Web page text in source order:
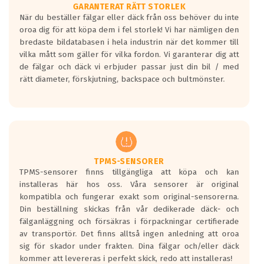
rullmotståndets ljud överträffa
motorljudet.
På däckmärkningen kommer det finnas
en symbol av ett däck med vågar. Hög
bullernivå markeras med svarta vågor
medans de vita vågorna påvisar om det är
ett tyst däck.
regelverket som introduceras år 2016.
Ett däck med två svarta vågor är redan
godkända för år 2016 nya regelverk.
Ett däck med en svart våg kommer vara
minst tre decibel tystare än det
regelverk som börjar gälla 2016.
GARANTERAT RÄTT STORLEK
När du beställer fälgar eller däck från oss behöver du inte
oroa dig för att köpa dem i fel storlek! Vi har nämligen den
bredaste bildatabasen i hela industrin när det kommer till
vilka mått som gäller för vilka fordon. Vi garanterar dig att
de fälgar och däck vi erbjuder passar just din bil / med
rätt diameter, förskjutning, backspace och bultmönster.
TPMS-SENSORER
TPMS-sensorer finns tillgängliga att köpa och kan
installeras här hos oss. Våra sensorer är original
kompatibla och fungerar exakt som original-sensorerna.
Din beställning skickas från vår dedikerade däck- och
fälganläggning och försäkras i förpackningar certifierade
av transportör. Det finns alltså ingen anledning att oroa
sig för skador under frakten. Dina fälgar och/eller däck
kommer att levereras i perfekt skick, redo att installeras!